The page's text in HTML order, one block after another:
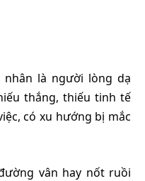
là người lòng dạ
thắng, thiếu tinh tế
có xu hướng bị mắc
vân hay nốt ruồi